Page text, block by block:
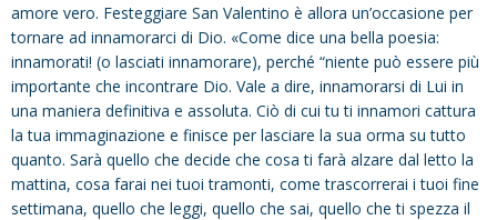
amore vero. Festeggiare San Valentino è allora un’occasione per
tornare ad innamorarci di Dio. «Come dice una bella poesia:
innamorati! (o lasciati innamorare), perché “niente può essere più
importante che incontrare Dio. Vale a dire, innamorarsi di Lui in
una maniera definitiva e assoluta. Ciò di cui tu ti innamori cattura
la tua immaginazione e finisce per lasciare la sua orma su tutto
quanto. Sarà quello che decide che cosa ti farà alzare dal letto la
mattina, cosa farai nei tuoi tramonti, come trascorrerai i tuoi fine
settimana, quello che leggi, quello che sai, quello che ti spezza il